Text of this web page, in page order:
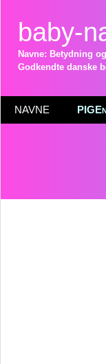
baby-
Navne: Betydning
Godkendte danske
NAVNE